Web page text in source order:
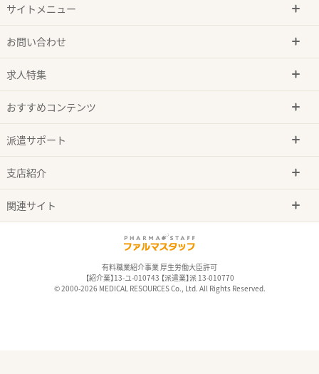
サイトメニュー
お問い合わせ
求人特集
おすすめコンテンツ
派遣サポート
支店紹介
関連サイト
有料職業紹介事業 厚生労働大臣許可
【紹介業】13-ユ-010743 【派遣業】派 13-010770
© 2000-2026 MEDICAL RESOURCES Co., Ltd. All Rights Reserved.